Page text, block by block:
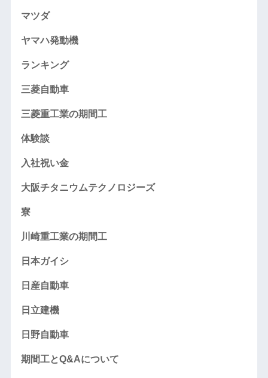
マツダ
ヤマハ発動機
ランキング
三菱自動車
三菱重工業の期間工
体験談
入社祝い金
大阪チタニウムテクノロジーズ
寮
川崎重工業の期間工
日本ガイシ
日産自動車
日立建機
日野自動車
期間工とQ&Aについて